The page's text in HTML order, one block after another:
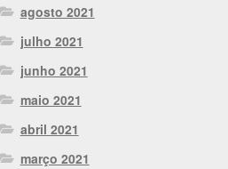
agosto 2021
julho 2021
junho 2021
maio 2021
abril 2021
março 2021